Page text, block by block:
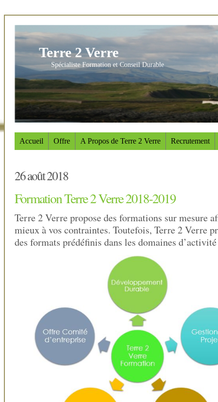
Terre 2 Verre
Spécialiste Formation et Conseil Durable
Accueil Offre A Propos de Terre 2 Verre Recrutement
26 août 2018
Formation Terre 2 Verre 2018-2019
Terre 2 Verre propose des formations sur mesure
mieux à vos contraintes. Toutefois, Terre 2 Verre
des formats prédéfinis dans les domaines